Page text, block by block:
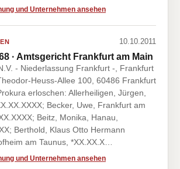
und Unternehmen ansehen
10.10.2011
· Amtsgericht Frankfurt am Main
- Niederlassung Frankfurt -, Frankfurt
Heuss-Allee 100, 60486 Frankfurt
erloschen: Allerheiligen, Jürgen,
Becker, Uwe, Frankfurt am
Beitz, Monika, Hanau,
Berthold, Klaus Otto Hermann
am Taunus, *XX.XX.X…
und Unternehmen ansehen